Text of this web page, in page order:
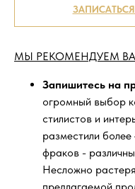
МЫ РЕКОМЕНДУЕМ
Запишитесь на
огромный выбор
стилистов и
разместили
фраков -
Несложно